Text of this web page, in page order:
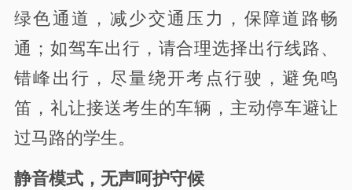
绿色通道，减少交通压力，保障道路畅
通；如驾车出行，请合理选择出行线路、
错峰出行，尽量绕开考点行驶，避免鸣
笛，礼让接送考生的车辆，主动停车避让
过马路的学生。
静音模式，无声呵护守候